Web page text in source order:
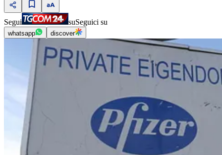
Segui suSeguici su
whatsapp discover